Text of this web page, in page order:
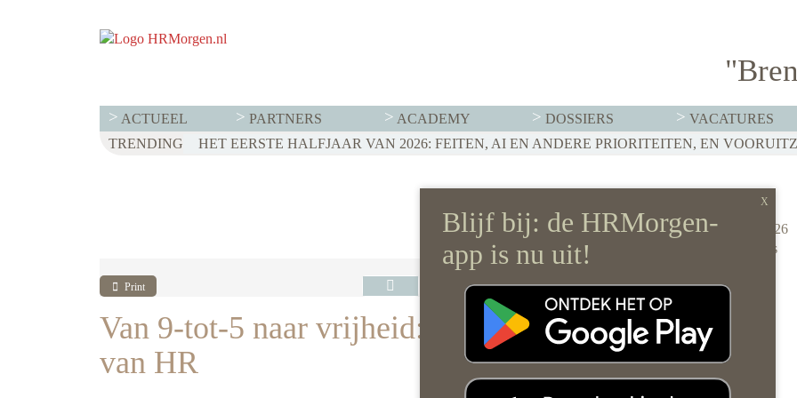
ACTUEEL PARTNERS ACADEMY DOSSIERS VACATURES
TRENDING WET LOONTRANSPARANTIE: DIT MOET HR NU AL REGELEN
HET EERSTE HALFJAAR VAN 2026: FEITEN, AI EN ANDERE PRIORITEITEN, EN
VOOR EEN SUCCESVOL RESERVISTENBELEID HOEF JE JE ORGANISATIE NIET OP Z’N
5 mei 2026
0 reacties
Print
Van 9-tot-5 naar vrijheid: dit vraagt het écht
van HR